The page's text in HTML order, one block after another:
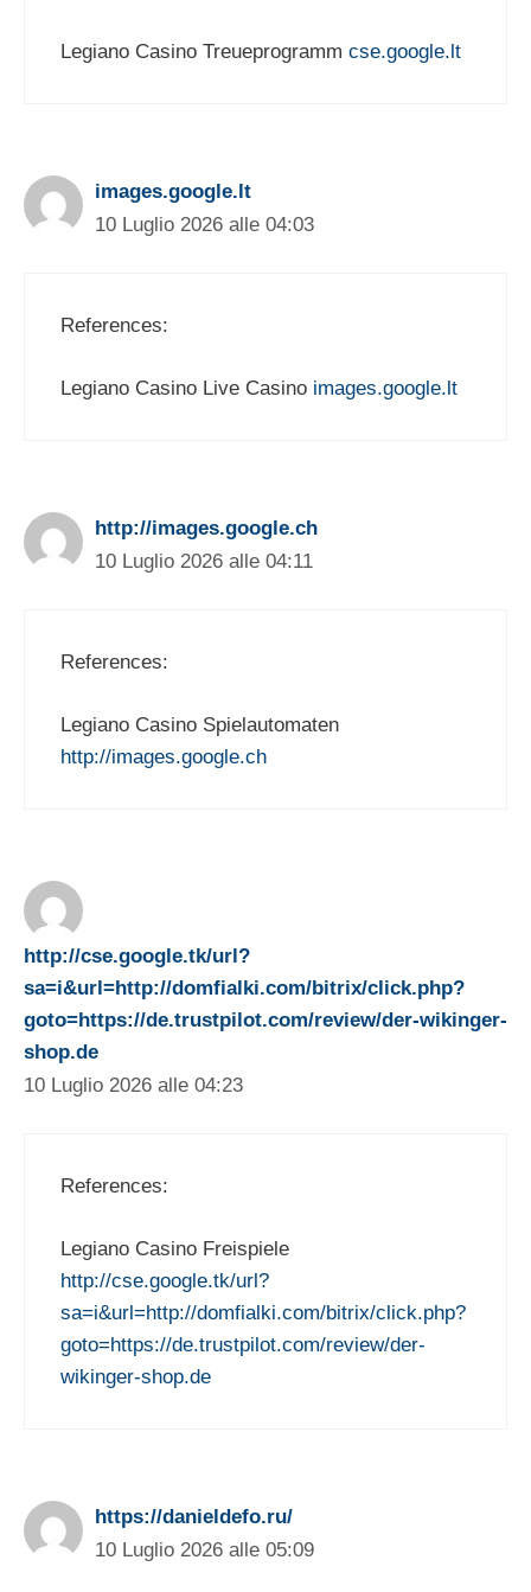
Legiano Casino Treueprogramm cse.google.lt
images.google.lt
10 Luglio 2026 alle 04:03
References:
Legiano Casino Live Casino images.google.lt
http://images.google.ch
10 Luglio 2026 alle 04:11
References:
Legiano Casino Spielautomaten
http://images.google.ch
http://cse.google.tk/url?
sa=i&url=http://domfialki.com/bitrix/click.php?
goto=https://de.trustpilot.com/review/der-wikinger-
shop.de
10 Luglio 2026 alle 04:23
References:
Legiano Casino Freispiele
http://cse.google.tk/url?
sa=i&url=http://domfialki.com/bitrix/click.php?
goto=https://de.trustpilot.com/review/der-
wikinger-shop.de
https://danieldefo.ru/
10 Luglio 2026 alle 05:09